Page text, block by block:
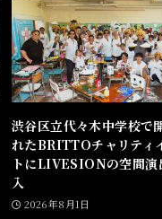
渋谷区立代々木中学校で
れたBRITTOチャリティ
トにLIVESIONの空間演
入
2026年8月1日